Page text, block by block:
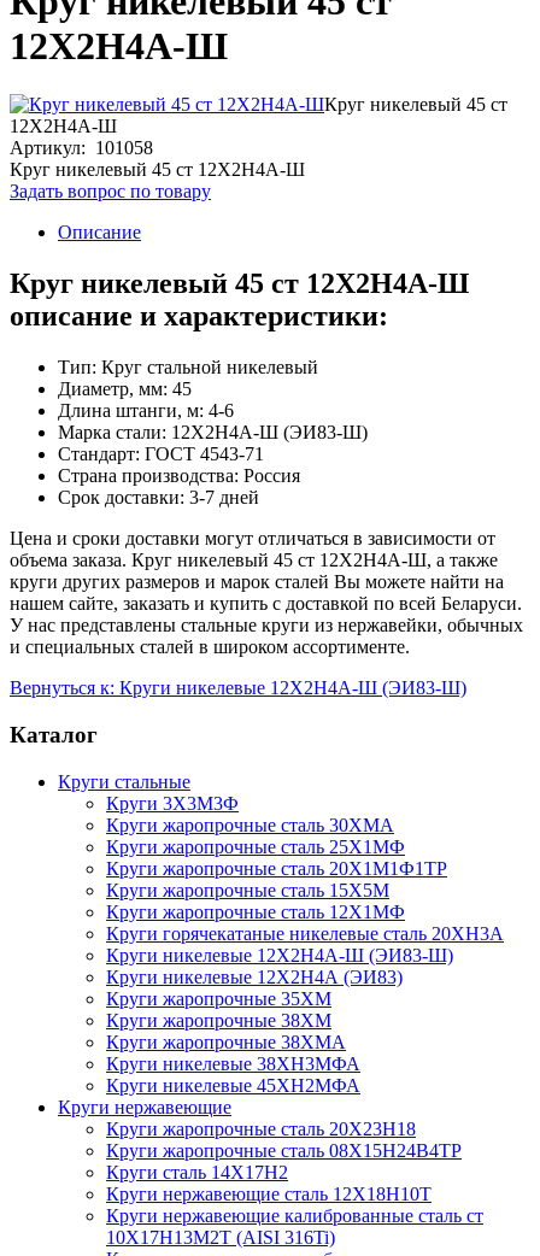
12Х2Н4А-Ш
Круг никелевый 45 ст
12Х2Н4А-Ш
Артикул: 101058
Круг никелевый 45 ст 12Х2Н4А-Ш
Задать вопрос по товару
Описание
Круг никелевый 45 ст 12Х2Н4А-Ш
описание и характеристики:
Тип: Круг стальной никелевый
Диаметр, мм: 45
Длина штанги, м: 4-6
Марка стали: 12Х2Н4А-Ш (ЭИ83-Ш)
Стандарт: ГОСТ 4543-71
Страна производства: Россия
Срок доставки: 3-7 дней
Цена и сроки доставки могут отличаться в зависимости от
объема заказа. Круг никелевый 45 ст 12Х2Н4А-Ш, а также
круги других размеров и марок сталей Вы можете найти на
нашем сайте, заказать и купить с доставкой по всей Беларуси.
У нас представлены стальные круги из нержавейки, обычных
и специальных сталей в широком ассортименте.
Вернуться к: Круги никелевые 12Х2Н4А-Ш (ЭИ83-Ш)
Каталог
Круги стальные
Круги 3Х3М3Ф
Круги жаропрочные сталь 30ХМА
Круги жаропрочные сталь 25Х1МФ
Круги жаропрочные сталь 20Х1М1Ф1ТР
Круги жаропрочные сталь 15Х5М
Круги жаропрочные сталь 12Х1МФ
Круги горячекатаные никелевые сталь 20ХН3А
Круги никелевые 12Х2Н4А-Ш (ЭИ83-Ш)
Круги никелевые 12Х2Н4А (ЭИ83)
Круги жаропрочные 35ХМ
Круги жаропрочные 38ХМ
Круги жаропрочные 38ХМА
Круги никелевые 38XH3MФА
Круги никелевые 45ХН2МФА
Круги нержавеющие
Круги жаропрочные сталь 20Х23Н18
Круги жаропрочные сталь 08Х15Н24В4ТР
Круги сталь 14Х17Н2
Круги нержавеющие сталь 12Х18Н10Т
Круги нержавеющие калиброванные сталь ст
10Х17Н13М2Т (AISI 316Ti)